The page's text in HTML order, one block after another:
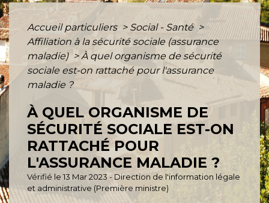
Accueil particuliers > Social - Santé >
Affiliation à la sécurité sociale (assurance
maladie) > À quel organisme de sécurité
sociale est-on rattaché pour l'assurance
maladie ?
À QUEL ORGANISME DE
SÉCURITÉ SOCIALE EST-ON
RATTACHÉ POUR
L'ASSURANCE MALADIE ?
Vérifié le 13 Mar 2023 - Direction de l'information légale
et administrative (Première ministre)